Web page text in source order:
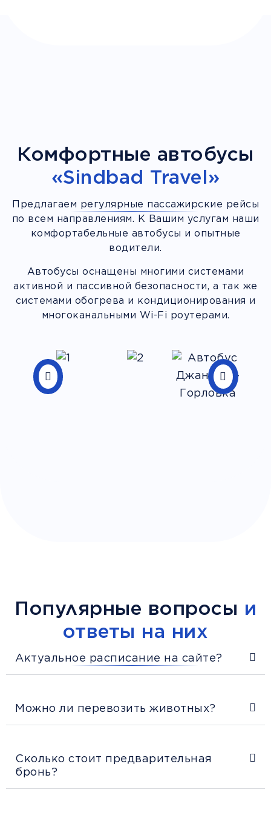
Комфортные автобусы
«Sindbad Travel»
Предлагаем регулярные пассажирские рейсы
по всем направлениям. К Вашим услугам наши
комфортабельные автобусы и опытные
водители.
Автобусы оснащены многими системами
активной и пассивной безопасности, а так же
системами обогрева и кондиционирования и
многоканальными Wi-Fi роутерами.
Популярные вопросы и
ответы на них
Актуальное расписание на сайте?
Можно ли перевозить животных?
Сколько стоит предварительная
бронь?